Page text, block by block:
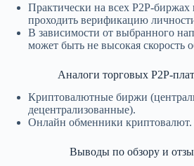
Практически на всех P2P-биржах
проходить верификацию
В зависимости от выбранного
может быть не высокая скорость
Аналоги торговых P2P-
Криптовалютные биржи
децентрализованные).
Онлайн обменники криптовалют.
Выводы по обзору и